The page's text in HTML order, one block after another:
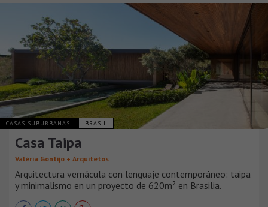
CASAS SUBURBANAS BRASIL
Casa Taipa
Valéria Gontijo + Arquitetos
Arquitectura vernácula con lenguaje contemporáneo: taipa
y minimalismo en un proyecto de 620m² en Brasilia.